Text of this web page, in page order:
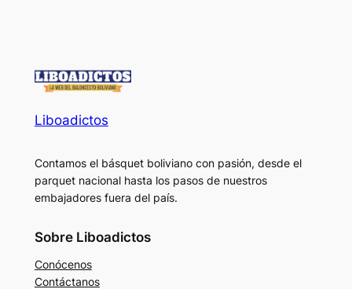
Liboadictos
Contamos el básquet boliviano con pasión, desde el
parquet nacional hasta los pasos de nuestros
embajadores fuera del país.
Sobre Liboadictos
Conócenos
Contáctanos